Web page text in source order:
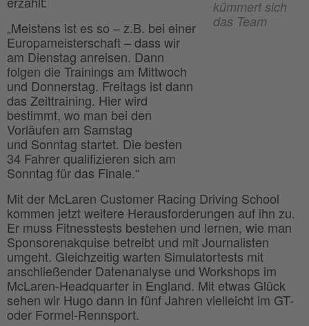
„Meistens ist es so – z.B. bei einer
Europameisterschaft – dass wir
am Dienstag anreisen. Dann
folgen die Trainings am Mittwoch
und Donnerstag. Freitags ist dann
das Zeittraining. Hier wird
bestimmt, wo man bei den
Vorläufen am Samstag
und Sonntag startet. Die besten
34 Fahrer qualifizieren sich am
Sonntag für das Finale.“
kümmert sich
das Team
Mit der McLaren Customer Racing Driving School
kommen jetzt weitere Herausforderungen auf ihn zu.
Er muss Fitnesstests bestehen und lernen, wie man
Sponsorenakquise betreibt und mit Journalisten
umgeht. Gleichzeitig warten Simulatortests mit
anschließender Datenanalyse und Workshops im
McLaren-Headquarter in England. Mit etwas Glück
sehen wir Hugo dann in fünf Jahren vielleicht im GT-
oder Formel-Rennsport.